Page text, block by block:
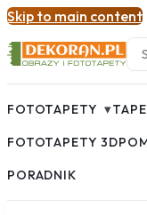
Skip to main content
FOTOTAPETY ▾
FOTOTAPETY 3D
PORADNIK